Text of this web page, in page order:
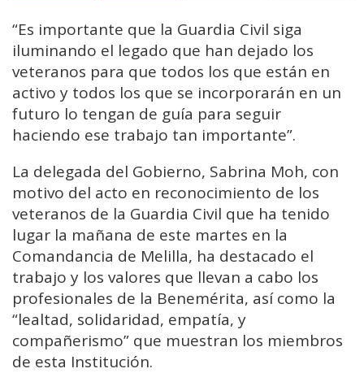
“Es importante que la Guardia Civil siga
iluminando el legado que han dejado los
veteranos para que todos los que están en
activo y todos los que se incorporarán en un
futuro lo tengan de guía para seguir
haciendo ese trabajo tan importante”.
La delegada del Gobierno, Sabrina Moh, con
motivo del acto en reconocimiento de los
veteranos de la Guardia Civil que ha tenido
lugar la mañana de este martes en la
Comandancia de Melilla, ha destacado el
trabajo y los valores que llevan a cabo los
profesionales de la Benemérita, así como la
“lealtad, solidaridad, empatía, y
compañerismo” que muestran los miembros
de esta Institución.